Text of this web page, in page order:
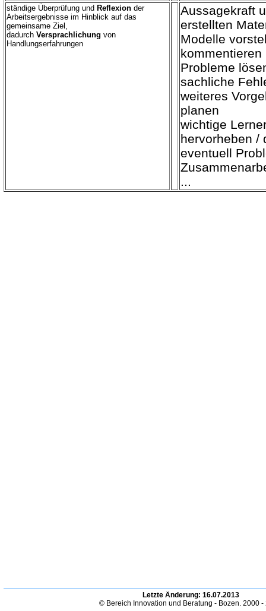
ständige Überprüfung und Reflexion der
Arbeitsergebnisse im Hinblick auf das
gemeinsame Ziel,
dadurch Versprachlichung von
Handlungserfahrungen
Aussagekraft
erstellten
Modelle
kommentieren
Probleme
sachliche
weiteres
planen
wichtige
hervorheben /
eventuell
...
Letzte Änderung: 16.07.2013
© Bereich Innovation und Beratung - Bozen. 2000 -